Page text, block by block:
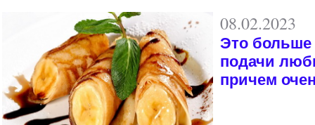
08.02.2023
Это больше
подачи
причем